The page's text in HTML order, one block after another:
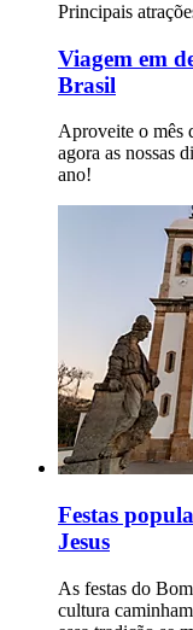
Principais
Viagem em
Brasil
Aproveite o mês
agora as nossas
ano!
Festas
Jesus
As festas do
cultura